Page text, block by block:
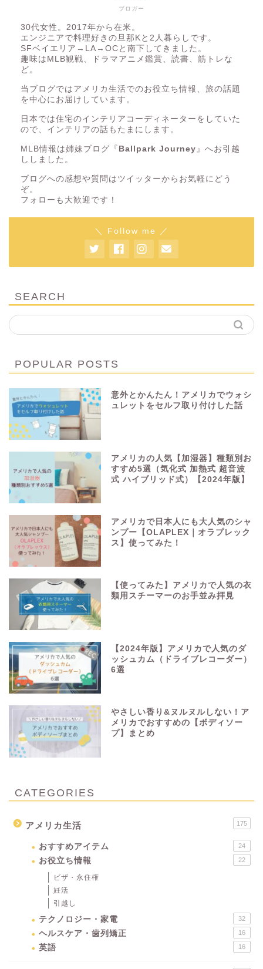
ブロガー
30代女性。2017年から在米。
エンジニアで料理好きの旦那Kと2人暮らしです。
SFベイエリア→LA→OCと南下してきました。
趣味はMLB観戦、ドラマアニメ鑑賞、読書、筋トレな
ど。
当ブログではアメリカ生活でのお役立ち情報、旅の話題
を中心にお届けしています。
日本では住宅のインテリアコーディネーターをしていた
ので、インテリアの話もたまにします。
MLB情報は姉妹ブログ『 Ballpark Journey 』へお引越
ししました。
ブログへの感想や質問はツイッターからお気軽にどう
ぞ。
フォローも大歓迎です！
＼ Follow me ／
SEARCH
POPULAR POSTS
意外とかんたん！アメリカでウォシ
ュレットをセルフ取り付けした話
アメリカの人気【加湿器】種類別お
すすめ5選（気化式 加熱式 超音波
式 ハイブリッド式）【2024年版】
アメリカで日本人にも大人気のシャ
ンプー【OLAPLEX｜オラプレック
ス】使ってみた！
【使ってみた】アメリカで人気の衣
類用スチーマーのお手並み拝見
【2024年版】アメリカで人気のダ
ッシュカム（ドライブレコーダー）
6選
やさしい香り&ヌルヌルしない！ア
メリカでおすすめの【ボディソー
プ】まとめ
CATEGORIES
アメリカ生活 175
おすすめアイテム 24
お役立ち情報 22
ビザ・永住権
妊活
引越し
テクノロジー・家電 32
ヘルスケア・歯列矯正 16
英語 16